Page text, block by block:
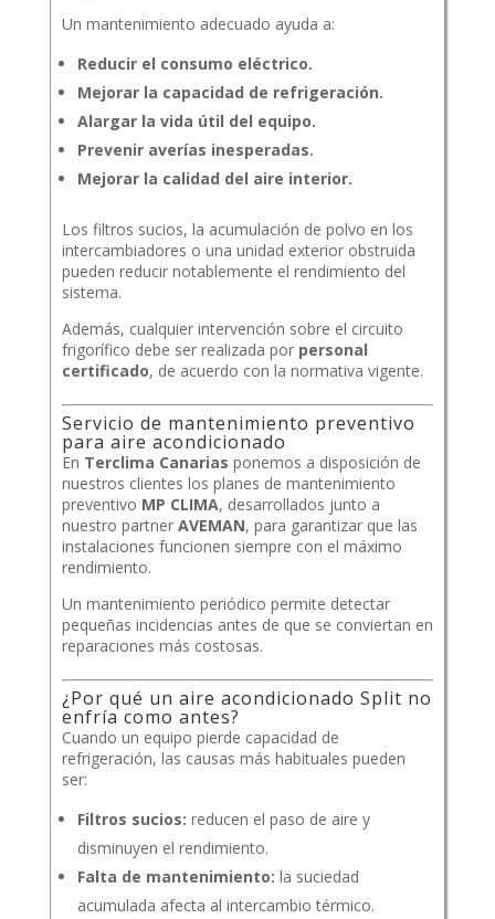
Un mantenimiento adecuado ayuda a:
Reducir el consumo eléctrico.
Mejorar la capacidad de refrigeración.
Alargar la vida útil del equipo.
Prevenir averías inesperadas.
Mejorar la calidad del aire interior.
Los filtros sucios, la acumulación de polvo en los
intercambiadores o una unidad exterior obstruida
pueden reducir notablemente el rendimiento del
sistema.
Además, cualquier intervención sobre el circuito
frigorífico debe ser realizada por personal
certificado, de acuerdo con la normativa vigente.
Servicio de mantenimiento preventivo
para aire acondicionado
En Terclima Canarias ponemos a disposición de
nuestros clientes los planes de mantenimiento
preventivo MP CLIMA, desarrollados junto a
nuestro partner AVEMAN, para garantizar que las
instalaciones funcionen siempre con el máximo
rendimiento.
Un mantenimiento periódico permite detectar
pequeñas incidencias antes de que se conviertan en
reparaciones más costosas.
¿Por qué un aire acondicionado Split no
enfría como antes?
Cuando un equipo pierde capacidad de
refrigeración, las causas más habituales pueden
ser:
Filtros sucios: reducen el paso de aire y
disminuyen el rendimiento.
Falta de mantenimiento: la suciedad
acumulada afecta al intercambio térmico.